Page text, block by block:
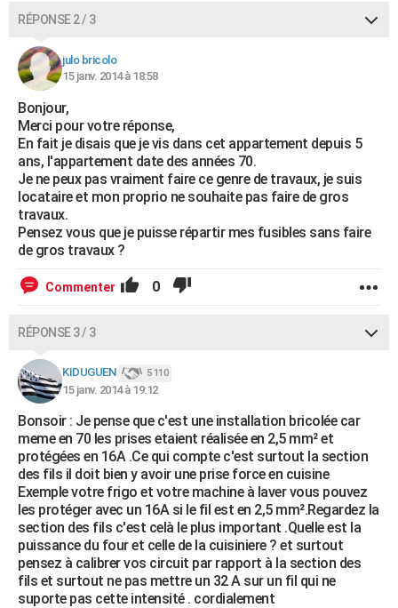
RÉPONSE 2 / 3
julo bricolo
15 janv. 2014 à 18:58
Bonjour,
Merci pour votre réponse,
En fait je disais que je vis dans cet appartement depuis 5
ans, l'appartement date des années 70.
Je ne peux pas vraiment faire ce genre de travaux, je suis
locataire et mon proprio ne souhaite pas faire de gros
travaux.
Pensez vous que je puisse répartir mes fusibles sans faire
de gros travaux ?
Commenter 0
RÉPONSE 3 / 3
KIDUGUEN 5 110
15 janv. 2014 à 19:12
Bonsoir : Je pense que c'est une installation bricolée car
meme en 70 les prises etaient réalisée en 2,5 mm² et
protégées en 16A .Ce qui compte c'est surtout la section
des fils il doit bien y avoir une prise force en cuisine
Exemple votre frigo et votre machine à laver vous pouvez
les protéger avec un 16A si le fil est en 2,5 mm².Regardez la
section des fils c'est celà le plus important .Quelle est la
puissance du four et celle de la cuisiniere ? et surtout
pensez à calibrer vos circuit par rapport à la section des
fils et surtout ne pas mettre un 32 A sur un fil qui ne
suporte pas cette intensité . cordialement